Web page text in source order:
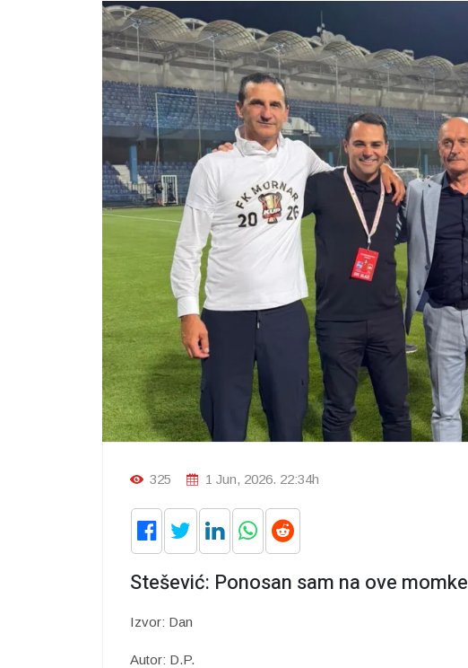
325 1 Jun, 2026. 22:34h
Stešević: Ponosan sam na ove momke
Izvor: Dan
Autor: D.P.